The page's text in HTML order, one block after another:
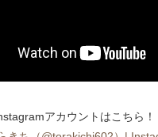
アカウントはこちら！